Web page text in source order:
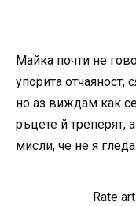
Майка почти не
упорита
но аз виждам как
ръцете й треперят,
мисли, че не я
Rate